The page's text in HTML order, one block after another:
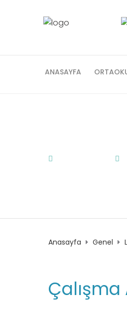
ANASAYFA
Anasayfa Genel
Çalışma